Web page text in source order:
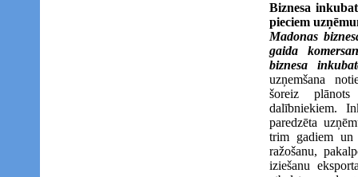
Biznesa
pieciem
Madonas
gaida
biznesa
uzņemšana
šoreiz
dalībniekiem.
paredzēta
trim gadiem un
ražošanu,
iziešanu